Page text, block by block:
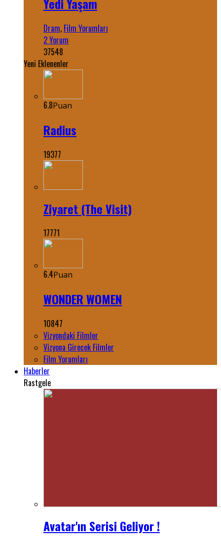
Dram, Film Yorumları
2 Yorum
37548
Yeni Eklenenler
6.8Puan
Radius
19377
Ziyaret (The Visit)
17771
6.4Puan
WONDER WOMEN
10847
Vizyondaki Filmler
Vizyona Girecek Filmler
Film Yorumları
Haberler
Rastgele
Avatar'ın Serisi Geliyor !